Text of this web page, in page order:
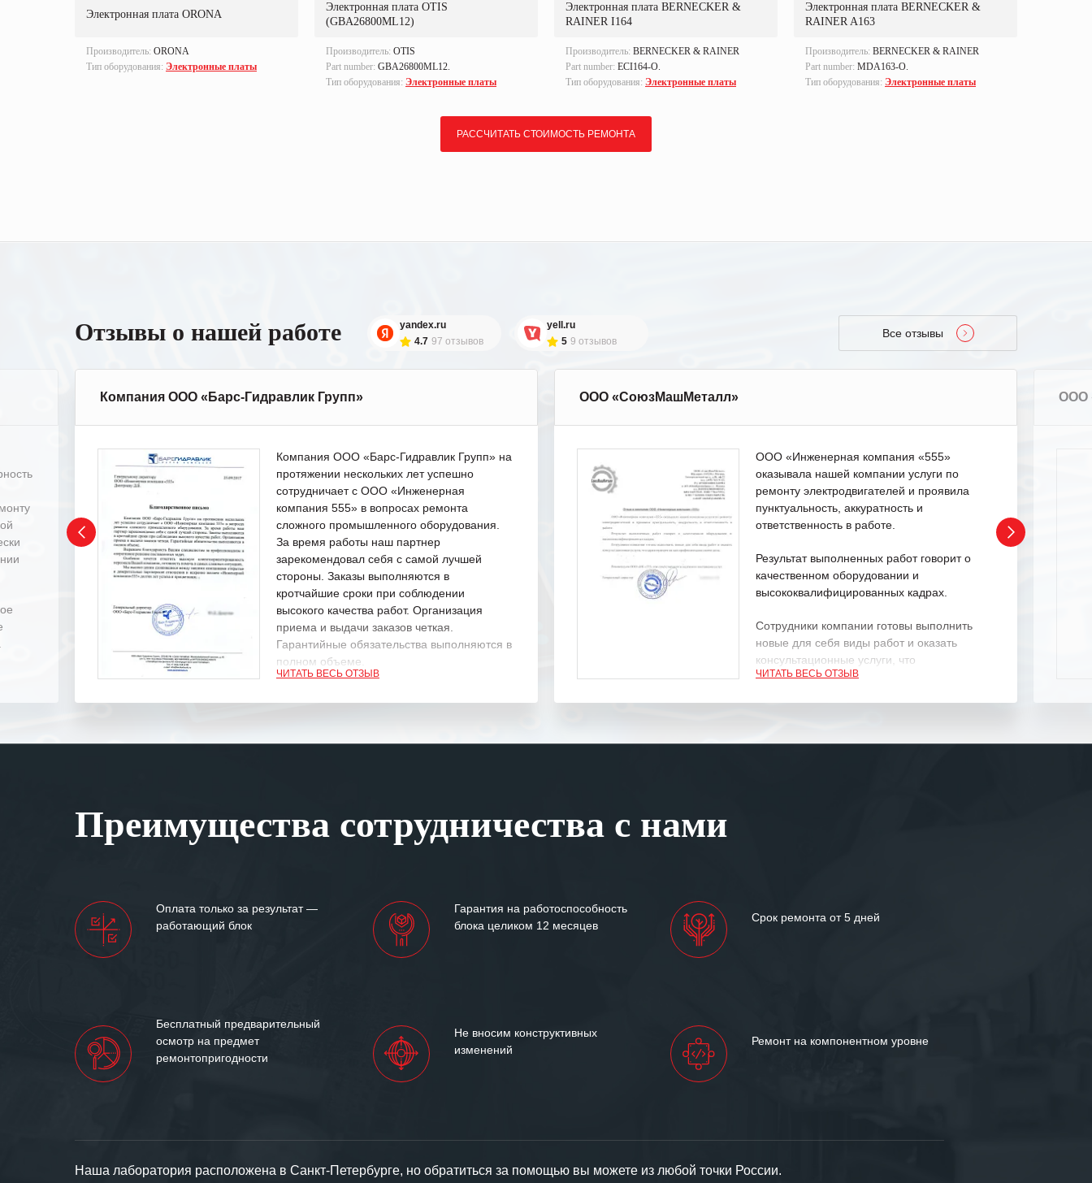
Электронная плата ORONA
Производитель: ORONA
Тип оборудования: Электронные платы
Электронная плата OTIS
(GBA26800ML12)
Производитель: OTIS
Part number: GBA26800ML12.
Тип оборудования: Электронные платы
Электронная плата BERNECKER &
RAINER I164
Производитель: BERNECKER & RAINER
Part number: ECI164-O.
Тип оборудования: Электронные платы
Электронная плата BERNECKER &
RAINER A163
Производитель: BERNECKER & RAINER
Part number: MDA163-O.
Тип оборудования: Электронные платы
РАССЧИТАТЬ СТОИМОСТЬ РЕМОНТА
Отзывы о нашей работе
yandex.ru
4.7 97 отзывов
yell.ru
5 9 отзывов
Все отзывы
Компания ООО «Барс-Гидравлик Групп»
Компания ООО «Барс-Гидравлик Групп» на
протяжении нескольких лет успешно
сотрудничает с ООО «Инженерная
компания 555» в вопросах ремонта
сложного промышленного оборудования.
За время работы наш партнер
зарекомендовал себя с самой лучшей
стороны. Заказы выполняются в
кротчайшие сроки при соблюдении
высокого качества работ. Организация
приема и выдачи заказов четкая.
Гарантийные обязательства выполняются в
полном объеме.
Мы высоко ценим сложившиеся между
«555» долгих лет успеха и процветания.
ЧИТАТЬ ВЕСЬ ОТЗЫВ
ООО «СоюзМашМеталл»
ООО «Инженерная компания «555»
оказывала нашей компании услуги по
ремонту электродвигателей и проявила
пунктуальность, аккуратность и
ответственность в работе.
Результат выполненных работ говорит о
качественном оборудовании и
высококвалифицированных кадрах.
Сотрудники компании готовы выполнить
новые для себя виды работ и оказать
консультационные услуги, что
характеризует их как профессионалов
ответственного и надежного поставщика
ЧИТАТЬ ВЕСЬ ОТЗЫВ
ООО
Преимущества сотрудничества с нами
Оплата только за результат —
работающий блок
Гарантия на работоспособность
блока целиком 12 месяцев
Срок ремонта от 5 дней
Бесплатный предварительный
осмотр на предмет
ремонтопригодности
Не вносим конструктивных
изменений
Ремонт на компонентном уровне
Наша лаборатория расположена в Санкт-Петербурге, но обратиться за помощью вы можете из любой точки России.